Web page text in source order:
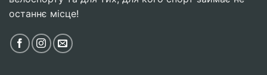
останнє місце!